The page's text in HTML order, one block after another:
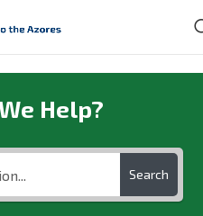
Help?
Search